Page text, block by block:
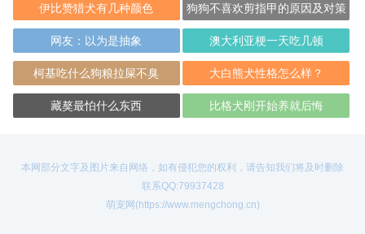
伊比赞猎犬有几种颜色 狗狗不喜欢剪指甲的原因及对策
网友：以为是抽象 澳大利亚梗一天吃几顿
柯基吃什么狗粮拉屎不臭 大白熊犬性格怎么样？
藏獒最怕什么东西 比格犬刚开始养就后悔
本网部分文字及图片来自网络，如有侵犯您的权利，请告知我们将及时删除
联系QQ:79937428
萌宠网(https://www.mengchong.cn)